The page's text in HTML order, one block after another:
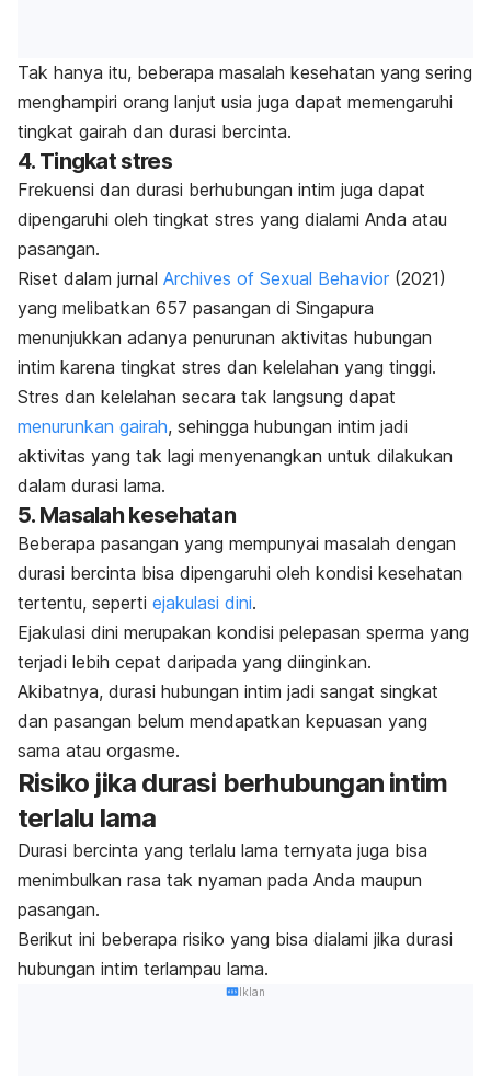
Tak hanya itu, beberapa masalah kesehatan yang sering
menghampiri orang lanjut usia juga dapat memengaruhi
tingkat gairah dan durasi bercinta.
4. Tingkat stres
Frekuensi dan durasi berhubungan intim juga dapat
dipengaruhi oleh tingkat stres yang dialami Anda atau
pasangan.
Riset dalam jurnal Archives of Sexual Behavior (2021)
yang melibatkan 657 pasangan di Singapura
menunjukkan adanya penurunan aktivitas hubungan
intim karena tingkat stres dan kelelahan yang tinggi.
Stres dan kelelahan secara tak langsung dapat
menurunkan gairah, sehingga hubungan intim jadi
aktivitas yang tak lagi menyenangkan untuk dilakukan
dalam durasi lama.
5. Masalah kesehatan
Beberapa pasangan yang mempunyai masalah dengan
durasi bercinta bisa dipengaruhi oleh kondisi kesehatan
tertentu, seperti ejakulasi dini.
Ejakulasi dini merupakan kondisi pelepasan sperma yang
terjadi lebih cepat daripada yang diinginkan.
Akibatnya, durasi hubungan intim jadi sangat singkat
dan pasangan belum mendapatkan kepuasan yang
sama atau orgasme.
Risiko jika durasi berhubungan intim
terlalu lama
Durasi bercinta yang terlalu lama ternyata juga bisa
menimbulkan rasa tak nyaman pada Anda maupun
pasangan.
Berikut ini beberapa risiko yang bisa dialami jika durasi
hubungan intim terlampau lama.
Iklan